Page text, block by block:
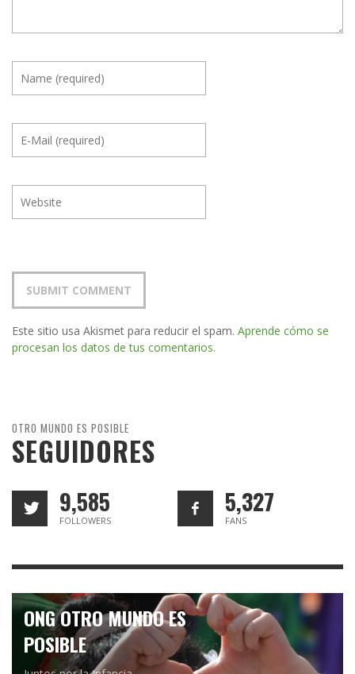
Este sitio usa Akismet para reducir el spam. Aprende cómo se
procesan los datos de tus comentarios.
OTRO MUNDO ES POSIBLE
SEGUIDORES
9,585
FOLLOWERS
5,327
FANS
ONG OTRO MUNDO ES
POSIBLE